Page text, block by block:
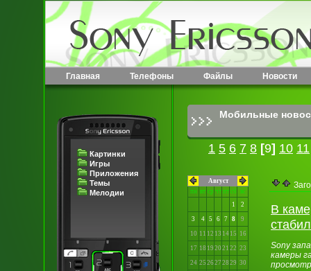
Главная Телефоны Файлы Новости
Картинки
Игры
Приложения
Темы
Мелодии
Мобильные
1 5 6 7 8 [9] 10 11
Август
пн вт ср чт пт сб вс
1
2
3 4 5 6 7 8 9
10 11 12 13 14 15 16
17 18 19 20 21 22 23
24 25 2627 28 29 30
В
Sony
камеры